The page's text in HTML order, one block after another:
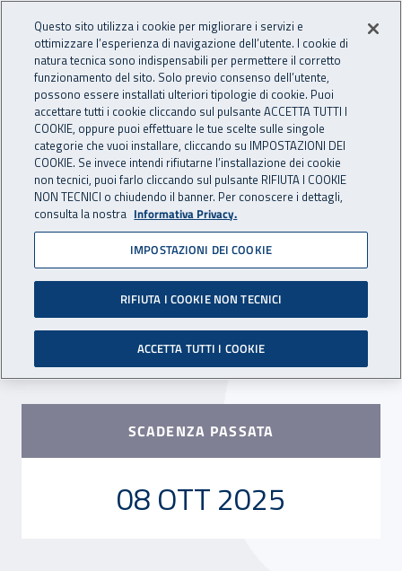
INAIL - Istituto Nazionale
FORMAZIONE Apri cerca
Navigazione principale
Navigazione - Ti trovi in:
Home Formazione Corsi Inail Calendario corsi
Criticità e prospettive nella
valutazione
dell'esposizione a
cancerogeni alla luce degli
aggiornamenti normativi
SCADENZA PASSATA
08 OTTOBRE 2025
08 OTT 2025
Questo sito utilizza i cookie per migliorare i servizi e
ottimizzare l’esperienza di navigazione dell’utente. I cookie di
natura tecnica sono indispensabili per permettere il corretto
funzionamento del sito. Solo previo consenso dell’utente,
possono essere installati ulteriori tipologie di cookie. Puoi
accettare tutti i cookie cliccando sul pulsante ACCETTA TUTTI I
COOKIE, oppure puoi effettuare le tue scelte sulle singole
categorie che vuoi installare, cliccando su IMPOSTAZIONI DEI
COOKIE. Se invece intendi rifiutarne l’installazione dei cookie
non tecnici, puoi farlo cliccando sul pulsante RIFIUTA I COOKIE
NON TECNICI o chiudendo il banner. Per conoscere i dettagli,
consulta la nostra Informativa Privacy.
IMPOSTAZIONI DEI COOKIE
RIFIUTA I COOKIE NON TECNICI
ACCETTA TUTTI I COOKIE